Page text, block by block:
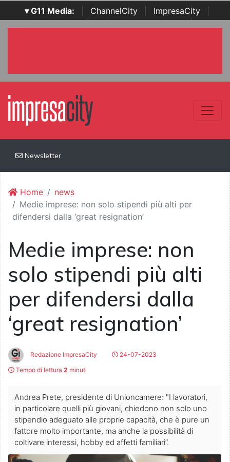
▾ G11 Media: ChannelCity ImpresaCity
SecurityOpenLab | Italian Channel Awards | Italian
Newsletter
Home
news
Medie imprese: non solo stipendi più alti per
difendersi dalla ‘great resignation’
Medie imprese: non
solo stipendi più alti
per difendersi dalla
‘great resignation’
Redazione ImpresaCity
24-07-2023
Tempo di lettura 2 minuti
Andrea Prete, presidente di Unioncamere: "I lavoratori,
in particolare quelli più giovani, chiedono non solo uno
stipendio adeguato alle proprie capacità, che è pure un
fattore molto importante, ma anche la possibilità di
coltivare interessi, hobby ed affetti familiari”.